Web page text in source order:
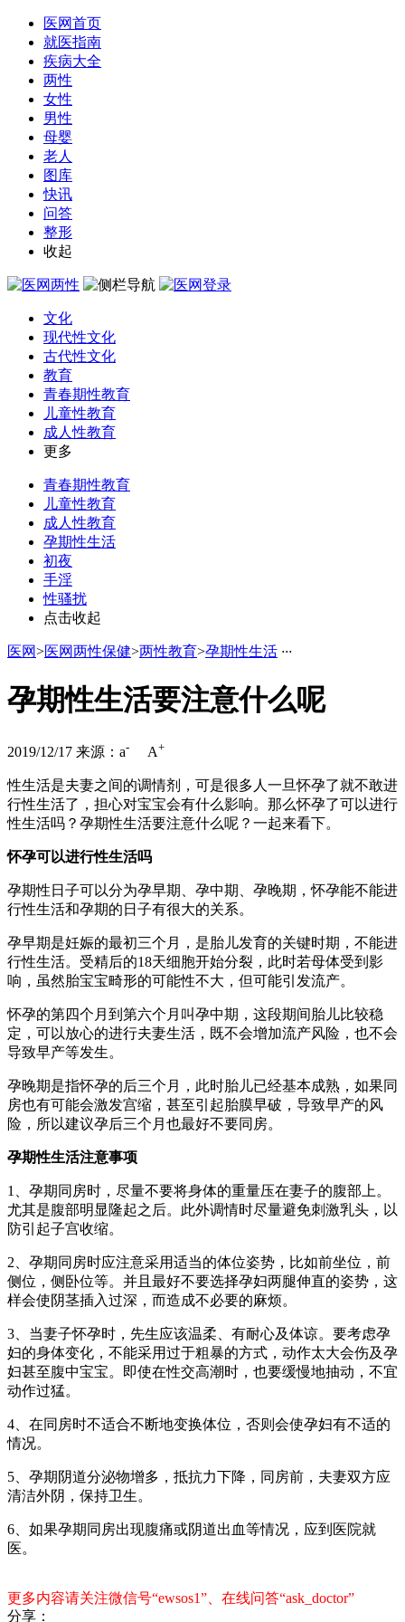
医网首页
就医指南
疾病大全
两性
女性
男性
母婴
老人
图库
快讯
问答
整形
收起
文化
现代性文化
古代性文化
教育
青春期性教育
儿童性教育
成人性教育
更多
青春期性教育
儿童性教育
成人性教育
孕期性生活
初夜
手淫
性骚扰
点击收起
医网>医网两性保健>两性教育>孕期性生活 ···
孕期性生活要注意什么呢
2019/12/17 来源： a- A+
性生活是夫妻之间的调情剂，可是很多人一旦怀孕了就不敢进
行性生活了，担心对宝宝会有什么影响。那么怀孕了可以进行
性生活吗？孕期性生活要注意什么呢？一起来看下。
怀孕可以进行性生活吗
孕期性日子可以分为孕早期、孕中期、孕晚期，怀孕能不能进
行性生活和孕期的日子有很大的关系。
孕早期是妊娠的最初三个月，是胎儿发育的关键时期，不能进
行性生活。受精后的18天细胞开始分裂，此时若母体受到影
响，虽然胎宝宝畸形的可能性不大，但可能引发流产。
怀孕的第四个月到第六个月叫孕中期，这段期间胎儿比较稳
定，可以放心的进行夫妻生活，既不会增加流产风险，也不会
导致早产等发生。
孕晚期是指怀孕的后三个月，此时胎儿已经基本成熟，如果同
房也有可能会激发宫缩，甚至引起胎膜早破，导致早产的风
险，所以建议孕后三个月也最好不要同房。
孕期性生活注意事项
1、孕期同房时，尽量不要将身体的重量压在妻子的腹部上。
尤其是腹部明显隆起之后。此外调情时尽量避免刺激乳头，以
防引起子宫收缩。
2、孕期同房时应注意采用适当的体位姿势，比如前坐位，前
侧位，侧卧位等。并且最好不要选择孕妇两腿伸直的姿势，这
样会使阴茎插入过深，而造成不必要的麻烦。
3、当妻子怀孕时，先生应该温柔、有耐心及体谅。要考虑孕
妇的身体变化，不能采用过于粗暴的方式，动作太大会伤及孕
妇甚至腹中宝宝。即使在性交高潮时，也要缓慢地抽动，不宜
动作过猛。
4、在同房时不适合不断地变换体位，否则会使孕妇有不适的
情况。
5、孕期阴道分泌物增多，抵抗力下降，同房前，夫妻双方应
清洁外阴，保持卫生。
6、如果孕期同房出现腹痛或阴道出血等情况，应到医院就
医。
更多内容请关注微信号“ewsos1”、在线问答“ask_doctor”
分享：